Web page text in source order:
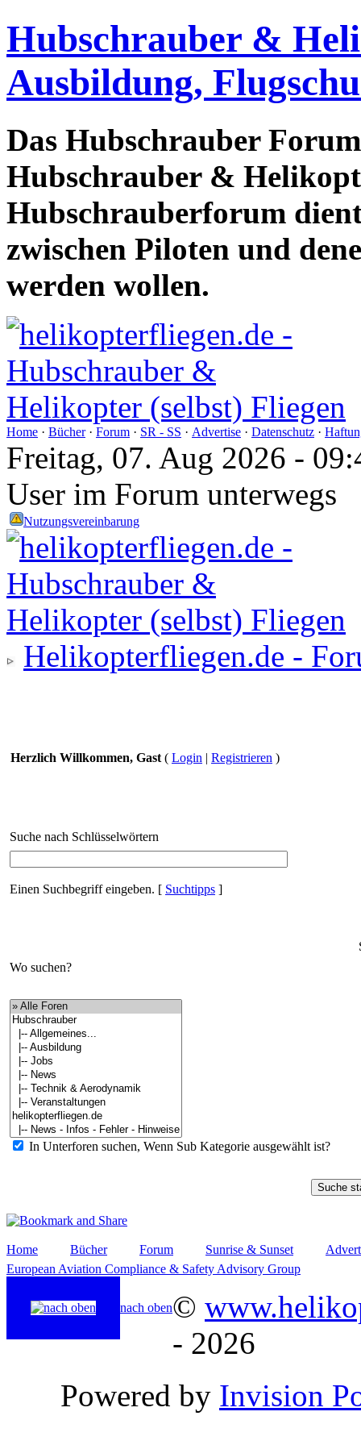
Hubschrauber &
Ausbildung,
Das Hubschrauber
Hubschrauber &
Hubschrauberforum
zwischen Piloten und
werden wollen.
Home · Bücher· Forum · SR - SS · Advertise · Datenschutz ·
Freitag, 07. Aug 2026 -
User im Forum unterwegs
Nutzungsvereinbarung
Helikopterfliegen.de -
Herzlich Willkommen, Gast ( Login | Registrieren )
Suche nach Schlüsselwörtern
Einen Suchbegriff eingeben. [ Suchtipps ]
Wo suchen?
In Unterforen suchen, Wenn Sub Kategorie ausgewählt ist?
Home Bücher Forum Sunrise & Sunset
European Aviation Compliance & Safety Advisory Group
nach oben©
- 2026
Powered by Invision